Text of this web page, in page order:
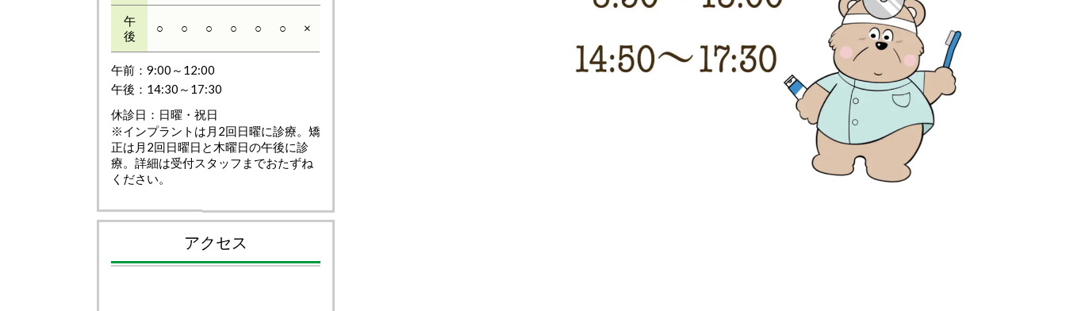
午
後
○ ○ ○ ○ ○ ○ ×
午前：9:00～12:00
午後：14:30～17:30
休診日：日曜・祝日
※インプラントは月2回日曜に診療。矯
正は月2回日曜日と木曜日の午後に診
療。詳細は受付スタッフまでおたずね
ください。
アクセス